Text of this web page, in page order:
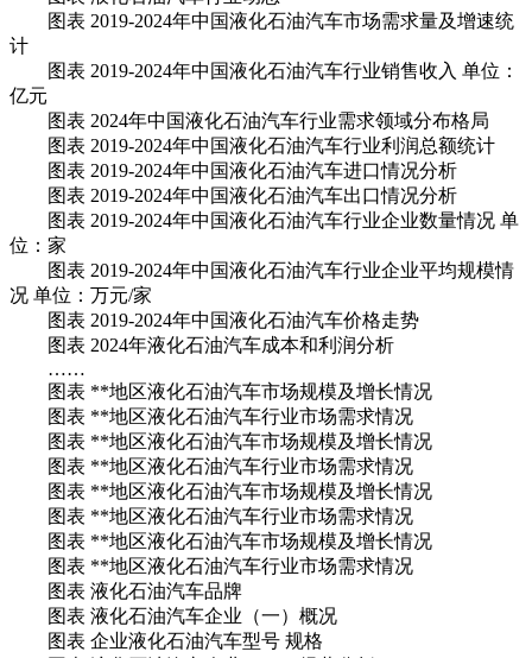
图表 2019-2024年中国液化石油汽车市场需求量及增速统
计
图表 2019-2024年中国液化石油汽车行业销售收入 单位：
亿元
图表 2024年中国液化石油汽车行业需求领域分布格局
图表 2019-2024年中国液化石油汽车行业利润总额统计
图表 2019-2024年中国液化石油汽车进口情况分析
图表 2019-2024年中国液化石油汽车出口情况分析
图表 2019-2024年中国液化石油汽车行业企业数量情况 单
位：家
图表 2019-2024年中国液化石油汽车行业企业平均规模情
况 单位：万元/家
图表 2019-2024年中国液化石油汽车价格走势
图表 2024年液化石油汽车成本和利润分析
……
图表 **地区液化石油汽车市场规模及增长情况
图表 **地区液化石油汽车行业市场需求情况
图表 **地区液化石油汽车市场规模及增长情况
图表 **地区液化石油汽车行业市场需求情况
图表 **地区液化石油汽车市场规模及增长情况
图表 **地区液化石油汽车行业市场需求情况
图表 **地区液化石油汽车市场规模及增长情况
图表 **地区液化石油汽车行业市场需求情况
图表 液化石油汽车品牌
图表 液化石油汽车企业（一）概况
图表 企业液化石油汽车型号 规格